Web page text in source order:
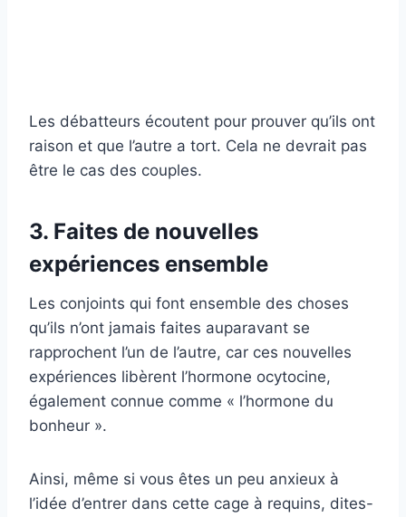
Les débatteurs écoutent pour prouver qu’ils ont
raison et que l’autre a tort. Cela ne devrait pas
être le cas des couples.
3. Faites de nouvelles
expériences ensemble
Les conjoints qui font ensemble des choses
qu’ils n’ont jamais faites auparavant se
rapprochent l’un de l’autre, car ces nouvelles
expériences libèrent l’hormone ocytocine,
également connue comme « l’hormone du
bonheur ».
Ainsi, même si vous êtes un peu anxieux à
l’idée d’entrer dans cette cage à requins, dites-